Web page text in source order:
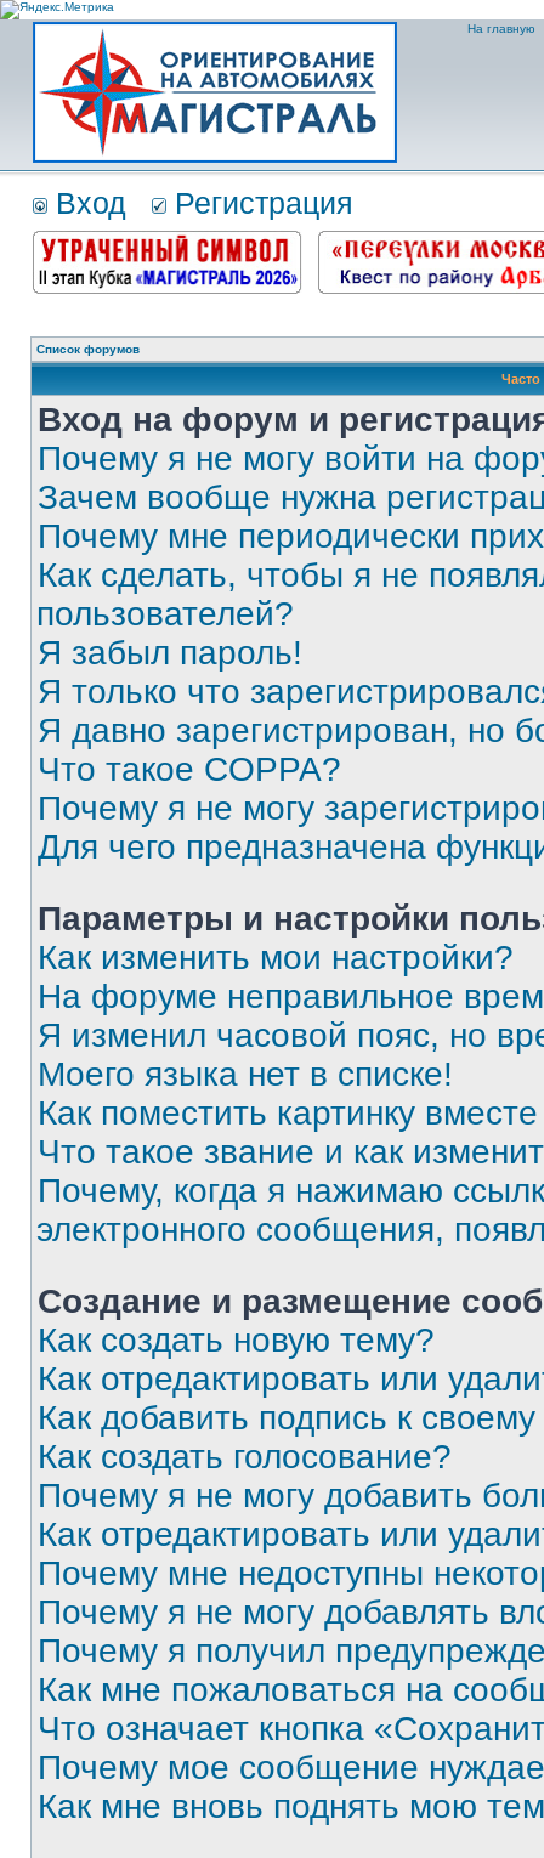
На главную
Вход Регистрация
Список форумов
Вход на форум и
Почему я не могу войти на
Зачем вообще нужна
Почему мне периодически
Как сделать, чтобы я не
пользователей?
Я забыл пароль!
Я только что
Я давно зарегистрирован, но
Что такое COPPA?
Почему я не могу
Для чего предназначена
Параметры и настройки
Как изменить мои настройки?
На форуме неправильное
Я изменил часовой пояс, но
Моего языка нет в списке!
Как поместить картинку
Что такое звание и как
Почему, когда я нажимаю
электронного сообщения,
Создание и размещение
Как создать новую тему?
Как отредактировать или
Как добавить подпись к
Как создать голосование?
Почему я не могу добавить
Как отредактировать или
Почему мне недоступны
Почему я не могу добавлять
Почему я получил
Как мне пожаловаться на
Что означает кнопка
Почему мое сообщение
Как мне вновь поднять мою